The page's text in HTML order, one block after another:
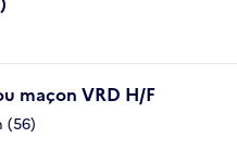
maçon VRD H/F
(56)